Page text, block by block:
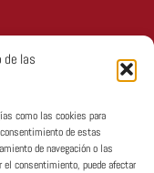
de las
como las cookies para
de estas
de navegación o las
consentimiento, puede afectar